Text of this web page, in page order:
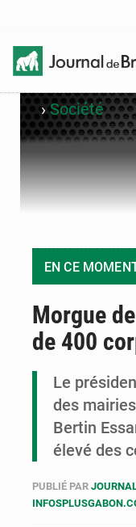
›Société
EN CE
Morgue
de 400
Le
des
Bertin
élevé des
PUBLIÉ PAR